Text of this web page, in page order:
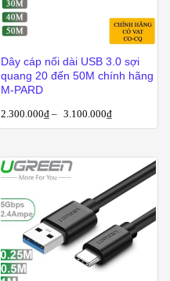
Dây cáp nối dài USB 3.0 sợi
quang 20 đến 50M chính hãng
M-PARD
2.300.000₫ – 3.100.000₫